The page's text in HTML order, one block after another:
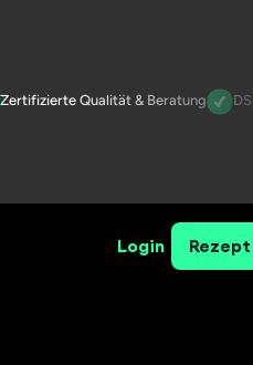
Qualität & Beratung
Login